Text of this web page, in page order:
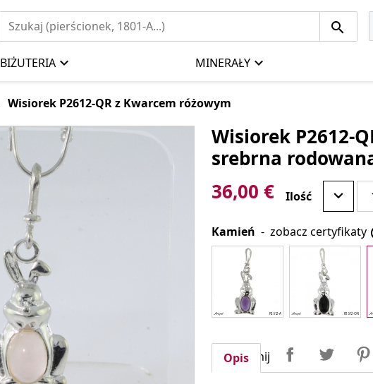
BIŻUTERIA MINERAŁY
Wisiorek P2612-QR z Kwarcem różowym
Wisiorek P2612-
srebrna
36,00 €
Ilość
Kamień - zobacz certyfikaty
Udostępnij Udostępnij
Opis